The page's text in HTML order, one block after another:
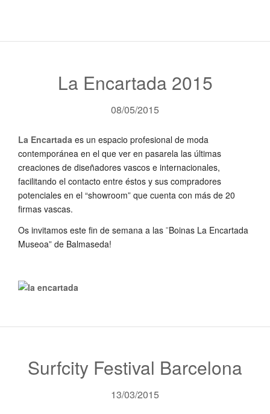
La Encartada 2015
08/05/2015
La Encartada es un espacio profesional de moda
contemporánea en el que ver en pasarela las últimas
creaciones de diseñadores vascos e internacionales,
facilitando el contacto entre éstos y sus compradores
potenciales en el “showroom” que cuenta con más de 20
firmas vascas.
Os invitamos este fin de semana a las ¨Boinas La Encartada
Museoa” de Balmaseda!
Surfcity Festival Barcelona
13/03/2015